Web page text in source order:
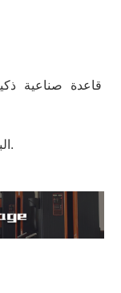
البدنية تمتد على مساحة 380 ألف متر مربع.